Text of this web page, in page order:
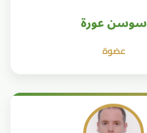
سوسن عورة
عضوة